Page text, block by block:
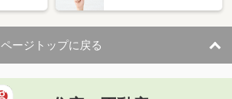
ページトップに戻る